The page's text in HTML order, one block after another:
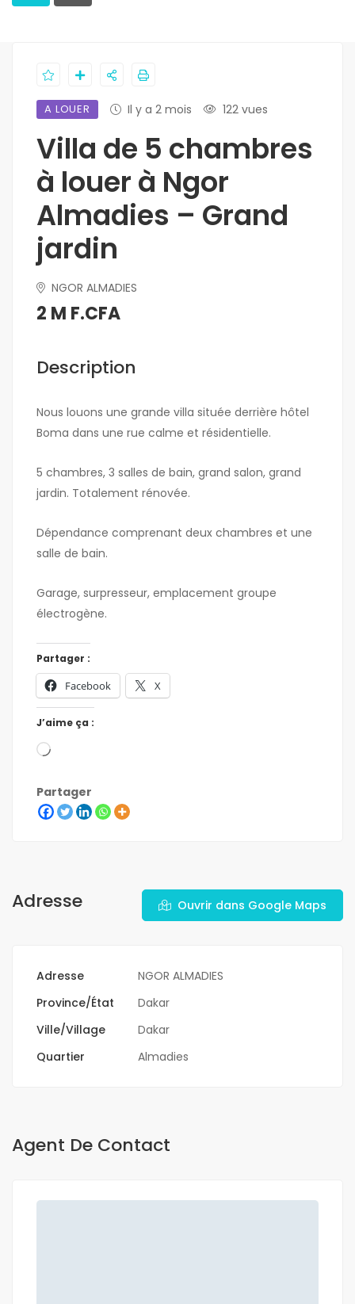
A LOUER Il y a 2 mois 122 vues
Villa de 5 chambres
à louer à Ngor
Almadies – Grand
jardin
NGOR ALMADIES
2 M F.CFA
Description
Nous louons une grande villa située derrière hôtel
Boma dans une rue calme et résidentielle.
5 chambres, 3 salles de bain, grand salon, grand
jardin. Totalement rénovée.
Dépendance comprenant deux chambres et une
salle de bain.
Garage, surpresseur, emplacement groupe
électrogène.
Partager :
Facebook X
J’aime ça :
Partager
Adresse Ouvrir dans Google Maps
Adresse
NGOR ALMADIES
Province/État
Dakar
Ville/Village
Dakar
Quartier
Almadies
Agent De Contact